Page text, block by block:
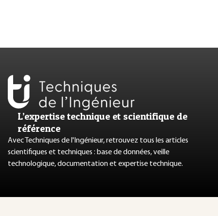
L’expertise technique et scientifique de
référence
Avec Techniques de l'Ingénieur, retrouvez tous les articles
scientifiques et techniques : base de données, veille
technologique, documentation et expertise technique.